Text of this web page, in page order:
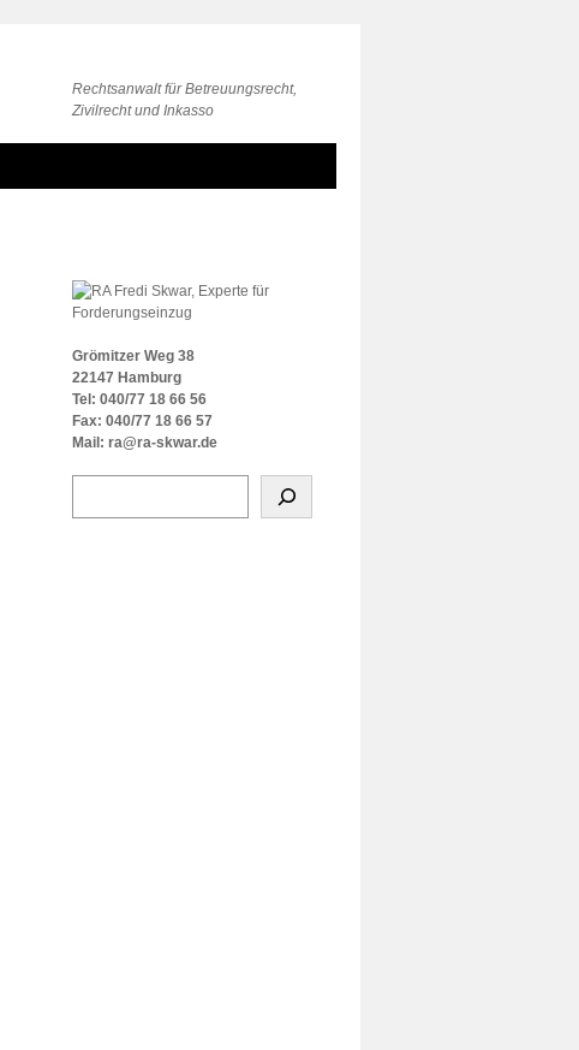
Rechtsanwalt für Betreuungsrecht,
Zivilrecht und Inkasso
Grömitzer Weg 38
22147 Hamburg
Tel: 040/77 18 66 56
Fax: 040/77 18 66 57
Mail: ra@ra-skwar.de